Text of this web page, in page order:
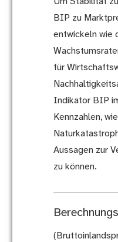
BIP zu
entwickeln wie
für
Indikator BIP
Kennzahlen,
Aussagen zur
zu können.